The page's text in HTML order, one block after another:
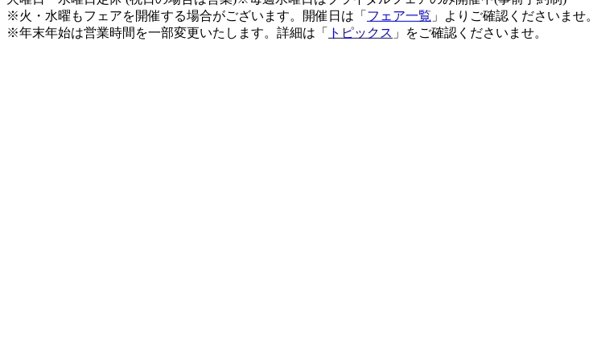
※火・水曜もフェアを開催する場合がございます。開催日は「 フェア一覧 」よりご確認くださいませ。
※年末年始は営業時間を一部変更いたします。詳細は「
トピックス 」をご確認くださいませ。